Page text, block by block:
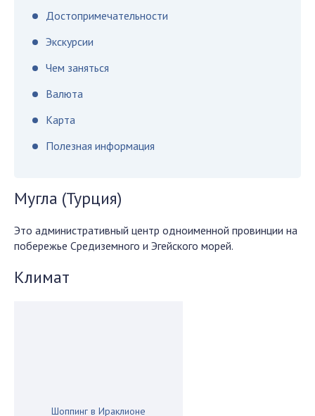
Достопримечательности
Экскурсии
Чем заняться
Валюта
Карта
Полезная информация
Мугла (Турция)
Это административный центр одноименной провинции на
побережье Средиземного и Эгейского морей.
Климат
Шоппинг в Ираклионе